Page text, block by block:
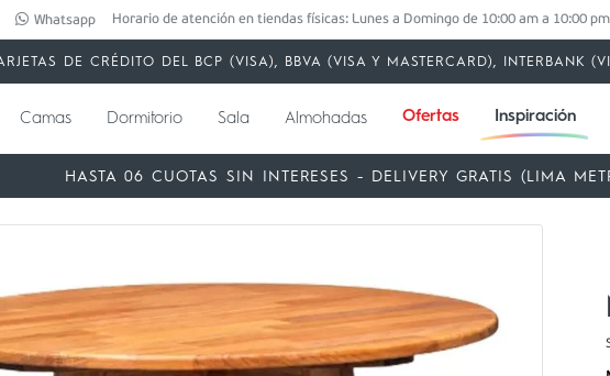
Whatsapp Horario de atención en tiendas físicas: Lunes a Domingo de 10:00 am a 10:00 pm
DE CRÉDITO DEL BCP (VISA), BBVA (VISA Y MASTERCARD), INTERBANK
Camas Dormitorio Sala Almohadas Ofertas Inspiración
HASTA 06 CUOTAS SIN INTERESES - DELIVERY GRATIS (LIMA